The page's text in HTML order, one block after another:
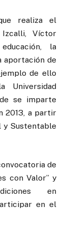
realiza el
Izcalli, Víctor
la
aportación de
de ello
Universidad
se imparte
2013, a partir
y Sustentable
de
con Valor” y
en
en el